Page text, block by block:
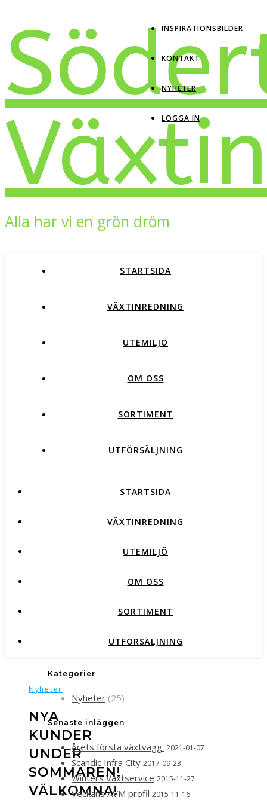
INSPIRATIONSBILDER
KONTAKT
NYHETER
LOGGA IN
Alla har vi en grön dröm
STARTSIDA
VÄXTINREDNING
UTEMILJÖ
OM OSS
SORTIMENT
UTFÖRSÄLJNING
STARTSIDA
VÄXTINREDNING
UTEMILJÖ
OM OSS
SORTIMENT
UTFÖRSÄLJNING
Nyheter
NYA
KUNDER
UNDER
SOMMAREN!
VÄLKOMNA!
Kategorier
Nyheter (25)
Senaste inläggen
Årets första växtvägg. 2021-01-07
Scandic Infra City 2017-09-23
Winters Växtservice 2015-11-27
Veckans AVM profil 2015-11-16